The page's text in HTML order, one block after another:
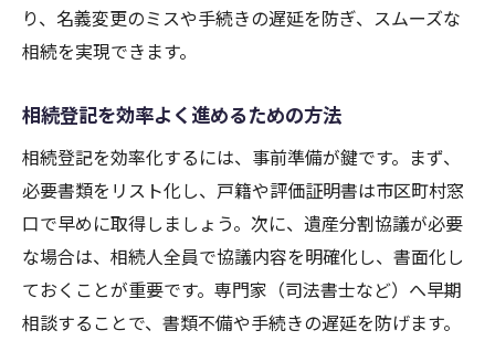
り、名義変更のミスや手続きの遅延を防ぎ、スムーズな
相続を実現できます。
相続登記を効率よく進めるための方法
相続登記を効率化するには、事前準備が鍵です。まず、
必要書類をリスト化し、戸籍や評価証明書は市区町村窓
口で早めに取得しましょう。次に、遺産分割協議が必要
な場合は、相続人全員で協議内容を明確化し、書面化し
ておくことが重要です。専門家（司法書士など）へ早期
相談することで、書類不備や手続きの遅延を防げます。